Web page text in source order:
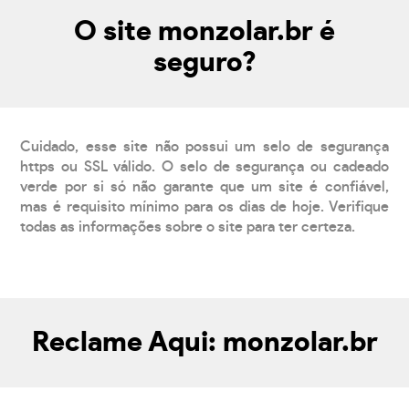
O site monzolar.br é
seguro?
Cuidado, esse site não possui um selo de segurança
https ou SSL válido. O selo de segurança ou cadeado
verde por si só não garante que um site é confiável,
mas é requisito mínimo para os dias de hoje. Verifique
todas as informações sobre o site para ter certeza.
Reclame Aqui: monzolar.br